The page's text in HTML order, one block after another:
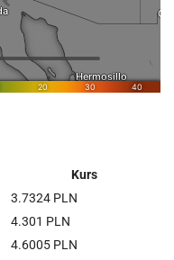
Kurs
3.7324 PLN
4.301 PLN
4.6005 PLN